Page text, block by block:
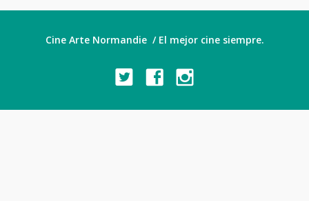
Cine Arte Normandie / El mejor cine siempre.